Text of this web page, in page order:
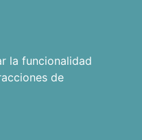
la funcionalidad
de